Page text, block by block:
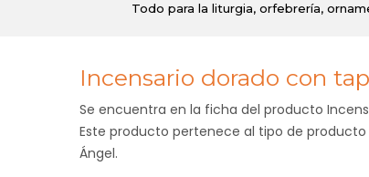
Todo para la liturgia, orfebrería,
Incensario dorado con
Se encuentra en la ficha del producto
Este producto pertenece al tipo de producto
Ángel.